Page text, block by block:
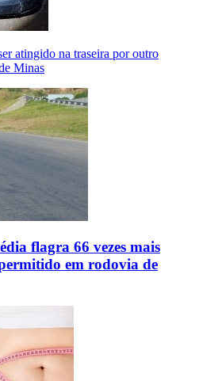
atingido na traseira por outro
Minas
flagra 66 vezes mais
em rodovia de